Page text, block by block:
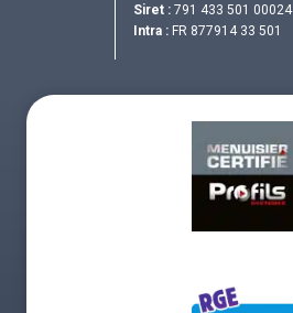
Siret : 791 433 501 00024
Intra : FR 877914 33 501